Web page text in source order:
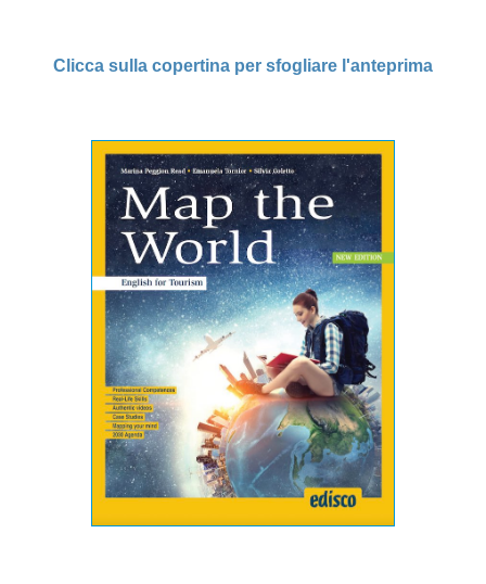
Clicca sulla copertina per sfogliare l'anteprima